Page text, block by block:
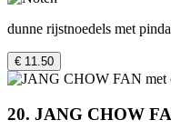
dunne rijstnoedels met
€ 11.50
20. JANG CHOW